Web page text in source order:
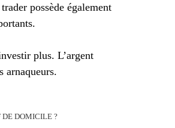
possède également
plus. L’argent
arnaqueurs.
DE DOMICILE ?